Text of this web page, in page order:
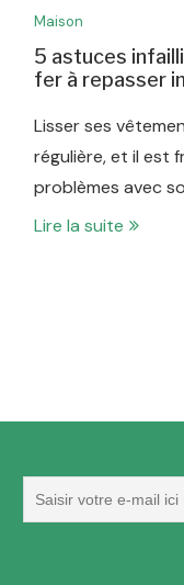
Maison
5 astuces
fer à repasser
Lisser ses
régulière, et il est
problèmes avec
Lire la suite